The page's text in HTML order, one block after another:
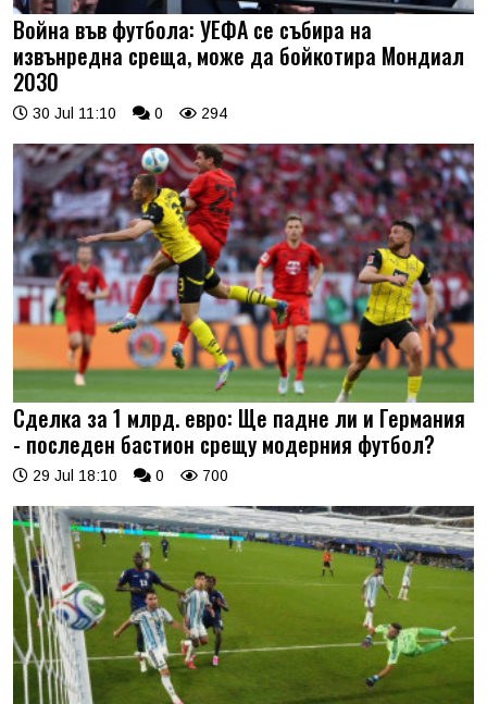
Война във футбола: УЕФА се събира на
извънредна среща, може да бойкотира Мондиал
2030
30 Jul 11:10 0 294
Сделка за 1 млрд. евро: Ще падне ли и Германия
- последен бастион срещу модерния футбол?
29 Jul 18:10 0 700